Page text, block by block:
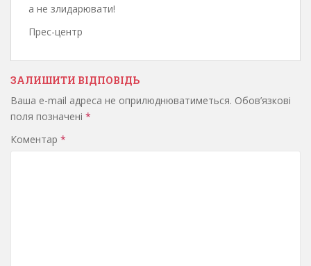
а не злидарювати!
Прес-центр
ЗАЛИШИТИ ВІДПОВІДЬ
Ваша e-mail адреса не оприлюднюватиметься. Обов’язкові
поля позначені *
Коментар *